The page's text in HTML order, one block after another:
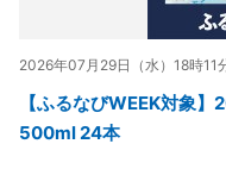
2026年07月29日（水）18時11
【ふるなびWEEK対象
500ml 24本